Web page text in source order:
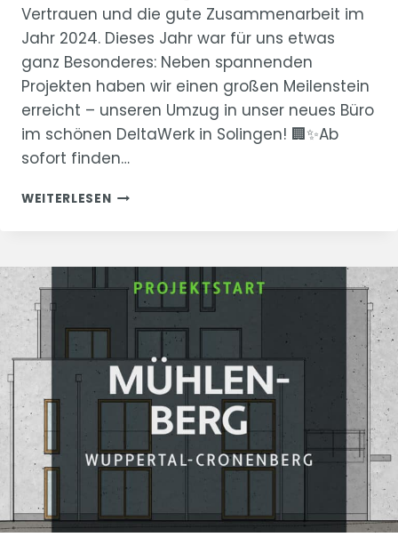
Vertrauen und die gute Zusammenarbeit im
Jahr 2024. Dieses Jahr war für uns etwas
ganz Besonderes: Neben spannenden
Projekten haben wir einen großen Meilenstein
erreicht – unseren Umzug in unser neues Büro
im schönen DeltaWerk in Solingen! 🏢✨Ab
sofort finden…
WEITERLESENFROHES